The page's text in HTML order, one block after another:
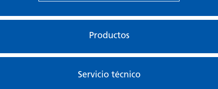
Productos
Servicio técnico